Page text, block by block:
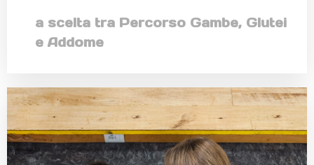
a scelta tra Percorso Gambe, Glutei
e Addome